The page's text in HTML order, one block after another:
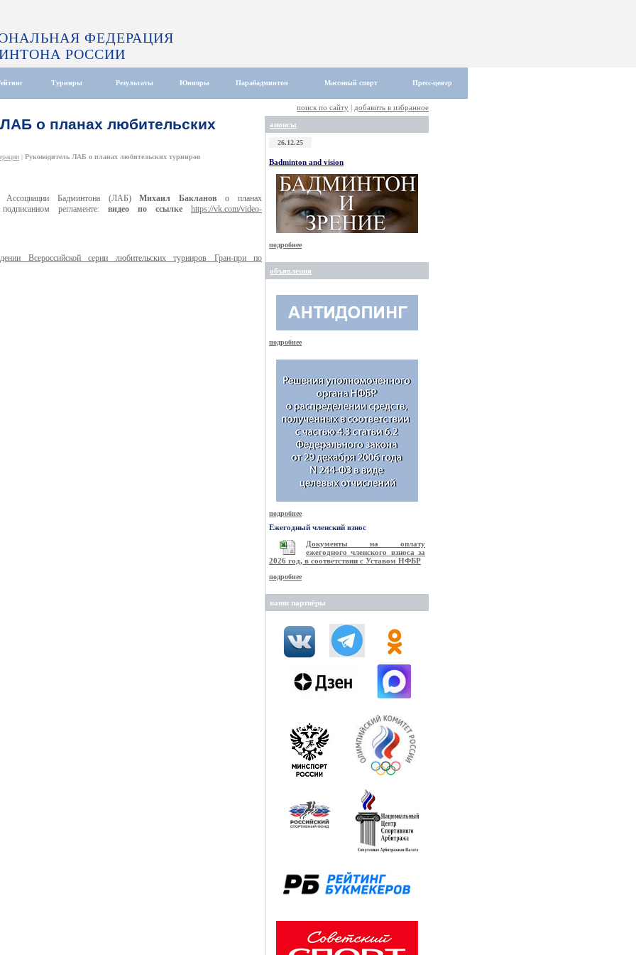
ФЕДЕРАЦИЯ
РОССИИ
Турниры Результаты Юниоры Парабадминтон Массовый спорт Пресс-центр
поиск по сайту | добавить в избранное
о планах любительских
| Руководитель ЛАБ о планах любительских турниров
Ассоциации Бадминтона (ЛАБ)Михаил Бакланов о планах
регламенте: видео по ссылке https://vk.com/video-
Всероссийской серии любительских турниров Гран-при по
анонсы
26.12.25
Badminton and vision
подробнее
объявления
подробнее
подробнее
Ежегодный членский взнос
Документы на оплату
ежегодного членского взноса за
2026 год, в соответствии с Уставом НФБР
подробнее
наши партнёры